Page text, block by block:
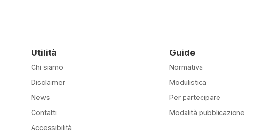
Utilità
Chi siamo
Disclaimer
News
Contatti
Accessibilità
Guide
Normativa
Modulistica
Per partecipare
Modalità pubblicazione